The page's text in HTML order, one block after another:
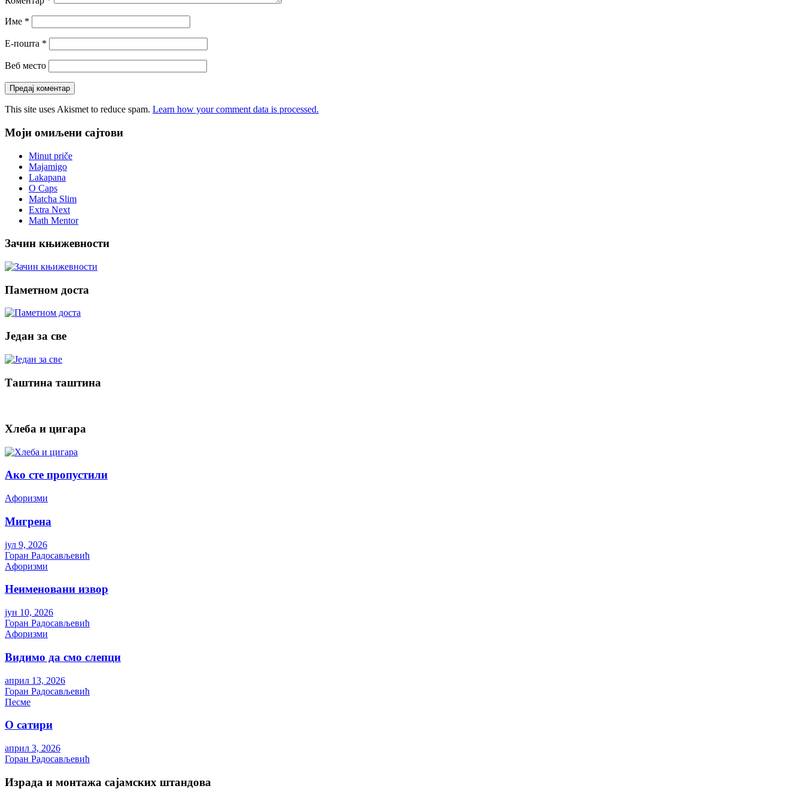
Име *
Е-пошта *
Веб место
This site uses Akismet to reduce spam. Learn how your comment data is processed.
Моји омиљени сајтови
Minut priče
Majamigo
Lakapana
O Caps
Matcha Slim
Extra Next
Math Mentor
Зачин књижевности
Паметном доста
Један за све
Таштина таштина
Хлеба и цигара
Ако сте пропустили
Aфоризми
Мигрена
јул 9, 2026
Горан Радосављевић
Aфоризми
Неименовани извор
јун 10, 2026
Горан Радосављевић
Aфоризми
Видимо да смо слепци
април 13, 2026
Горан Радосављевић
Песме
О сатири
април 3, 2026
Горан Радосављевић
Израда и монтажа сајамских штандова